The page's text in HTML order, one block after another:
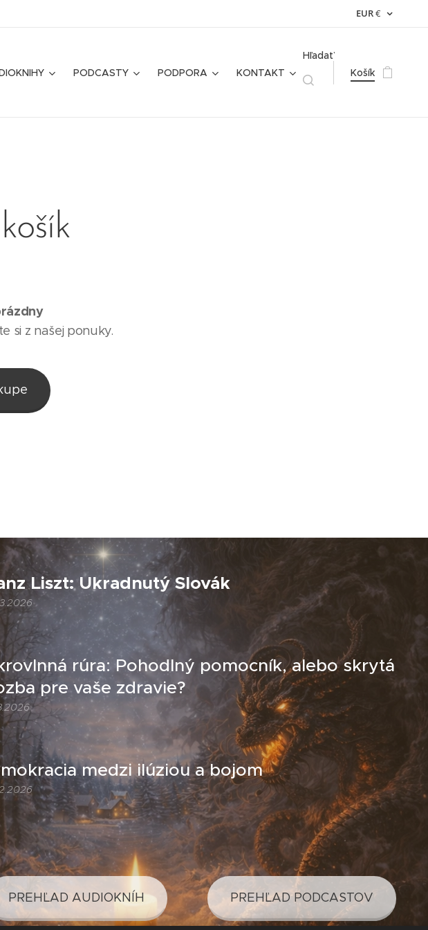
EUR€
PODCASTY PODPORA KONTAKT
Hľadať
Košík
si z našej ponuky.
Liszt: Ukradnutý Slovák
rúra: Pohodlný pomocník, alebo skrytá
pre vaše zdravie?
medzi ilúziou a bojom
PREHĽAD AUDIOKNÍH PREHĽAD PODCASTOV